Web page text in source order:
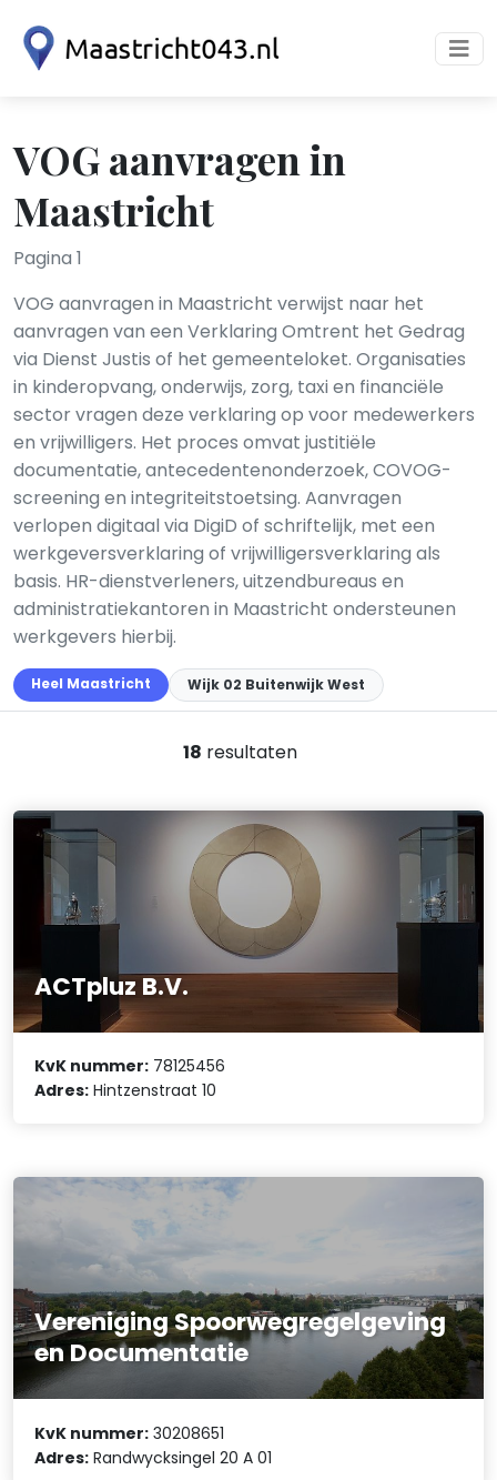
VOG aanvragen in
Maastricht
Pagina 1
VOG aanvragen in Maastricht verwijst naar het
aanvragen van een Verklaring Omtrent het Gedrag
via Dienst Justis of het gemeenteloket. Organisaties
in kinderopvang, onderwijs, zorg, taxi en financiële
sector vragen deze verklaring op voor medewerkers
en vrijwilligers. Het proces omvat justitiële
documentatie, antecedentenonderzoek, COVOG-
screening en integriteitstoetsing. Aanvragen
verlopen digitaal via DigiD of schriftelijk, met een
werkgeversverklaring of vrijwilligersverklaring als
basis. HR-dienstverleners, uitzendbureaus en
administratiekantoren in Maastricht ondersteunen
werkgevers hierbij.
Heel Maastricht Wijk 02 Buitenwijk West
18 resultaten
ACTpluz B.V.
KvK nummer: 78125456
Adres: Hintzenstraat 10
Vereniging Spoorwegregelgeving
en Documentatie
KvK nummer: 30208651
Adres: Randwycksingel 20 A 01